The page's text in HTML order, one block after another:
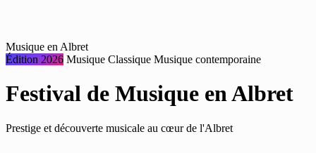
Musique en Albret
Édition 2026 Musique Classique Musique contemporaine
Festival de Musique en Albret
Prestige et découverte musicale au cœur de l'Albret